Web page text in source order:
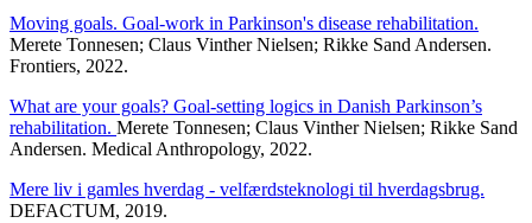
Moving goals. Goal-work in Parkinson's disease rehabilitation.
Merete Tonnesen; Claus Vinther Nielsen; Rikke Sand Andersen.
Frontiers, 2022.
What are your goals? Goal-setting logics in Danish Parkinson’s
rehabilitation. Merete Tonnesen; Claus Vinther Nielsen; Rikke Sand
Andersen. Medical Anthropology, 2022.
Mere liv i gamles hverdag - velfærdsteknologi til hverdagsbrug.
DEFACTUM, 2019.